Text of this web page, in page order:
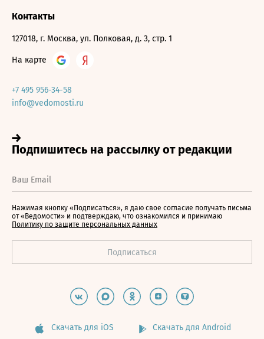
Контакты
127018, г. Москва, ул. Полковая, д. 3, стр. 1
На карте
+7 495 956-34-58
info@vedomosti.ru
Нажимая кнопку «Подписаться», я даю свое согласие получать письма
от «Ведомости» и подтверждаю, что ознакомился и принимаю
Политику по защите персональных данных
Скачать для iOS Скачать для Android